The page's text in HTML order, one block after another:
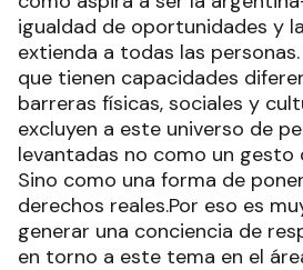
igualdad de oportunidades y
extienda a todas las
que tienen capacidades
barreras físicas, sociales y
excluyen a este universo de
levantadas no como un gesto
Sino como una forma de
derechos reales.Por eso es
generar una conciencia de
en torno a este tema en el